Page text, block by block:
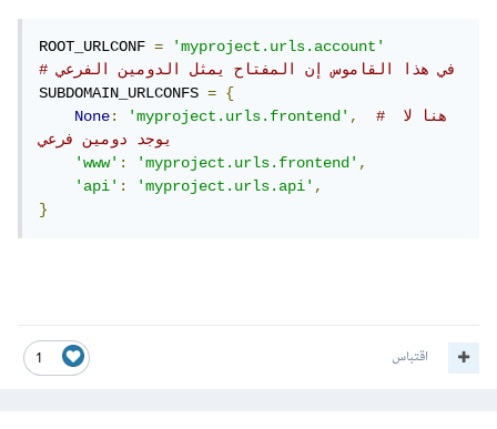
ROOT_URLCONF =
'myproject.urls.account'
# في هذا القاموس إن المفتاح يمثل الدومين الفرعي
SUBDOMAIN_URLCONFS =
{
None: 'myproject.urls.frontend',
# هنا لا
يوجد دومين فرعي
'www': 'myproject.urls.frontend',
'api': 'myproject.urls.api',
}
1 اقتباس